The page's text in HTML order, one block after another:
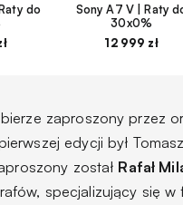
do
Sony A7 V | Raty
30x0%
12 999 zł
zaproszony przez
edycji był
został Rafał
specjalizujący się w